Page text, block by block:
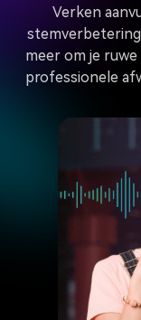
Verken
meer om je
professionele